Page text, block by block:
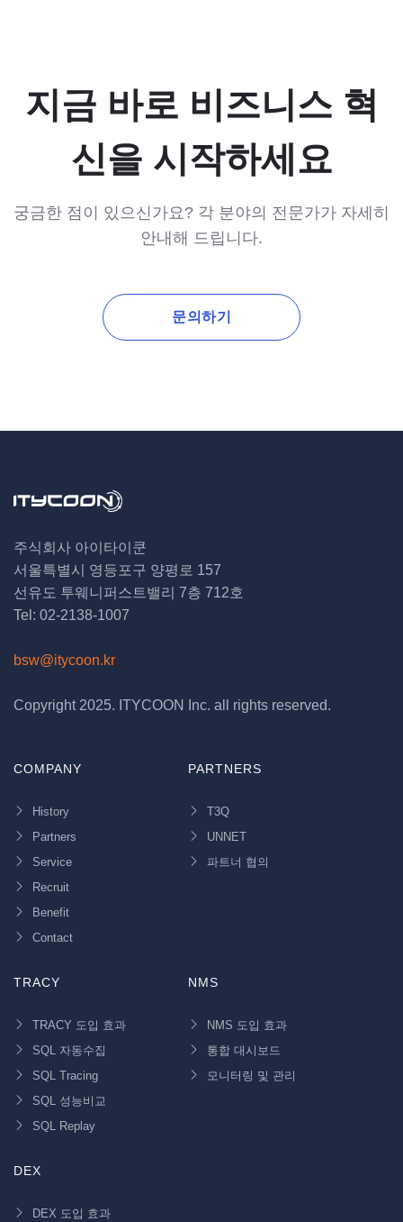
지금 바로 비즈니스 혁
신을 시작하세요
궁금한 점이 있으신가요? 각 분야의 전문가가 자세히
안내해 드립니다.
문의하기
주식회사 아이타이쿤
서울특별시 영등포구 양평로 157
선유도 투웨니퍼스트밸리 7층 712호
Tel: 02-2138-1007
bsw@itycoon.kr
Copyright 2025. ITYCOON Inc. all rights reserved.
COMPANY
History
Partners
Service
Recruit
Benefit
Contact
PARTNERS
T3Q
UNNET
파트너 협의
TRACY
TRACY 도입 효과
SQL 자동수집
SQL Tracing
SQL 성능비교
SQL Replay
NMS
NMS 도입 효과
통합 대시보드
모니터링 및 관리
DEX
DEX 도입 효과